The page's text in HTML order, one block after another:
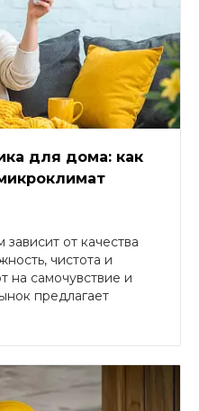
для дома: как
от качества
чистота и
на самочувствие и
предлагает